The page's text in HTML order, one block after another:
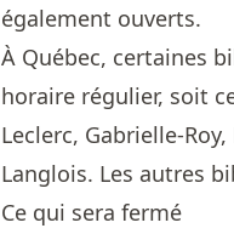
également ouverts.
À Québec, certaines
horaire régulier, soit
Leclerc, Gabrielle-
Langlois. Les autres
Ce qui sera fermé